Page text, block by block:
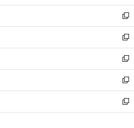
開
く
ウ
で
開
く
ン
ド
ウ
で
開
く
ウ
ィ
ン
ド
ウ
で
開
く
し
い
ウ
ィ
ン
ド
ウ
で
開
く
新
し
い
ウ
ィ
ン
ド
ウ
で
開
新
し
い
ウ
ィ
ン
ド
ウ
新
し
い
ウ
ィ
ン
新
し
い
ウ
新
し